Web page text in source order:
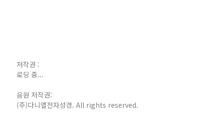
저작권 :
로딩 중...
음원 저작권:
(주)다니엘전자성경. All rights reserved.